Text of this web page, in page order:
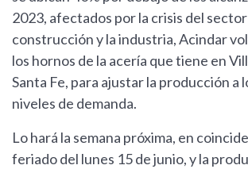
2023, afectados por la crisis del sector
construcción y la industria, Acindar
los hornos de la acería que tiene en
Santa Fe, para ajustar la producción a
niveles de demanda.
Lo hará la semana próxima, en
feriado del lunes 15 de junio, y la